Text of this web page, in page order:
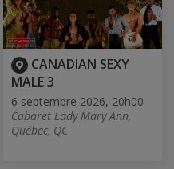
CANADIAN SEXY
MALE 3
6 septembre 2026, 20h00
Cabaret Lady Mary Ann,
Québec, QC